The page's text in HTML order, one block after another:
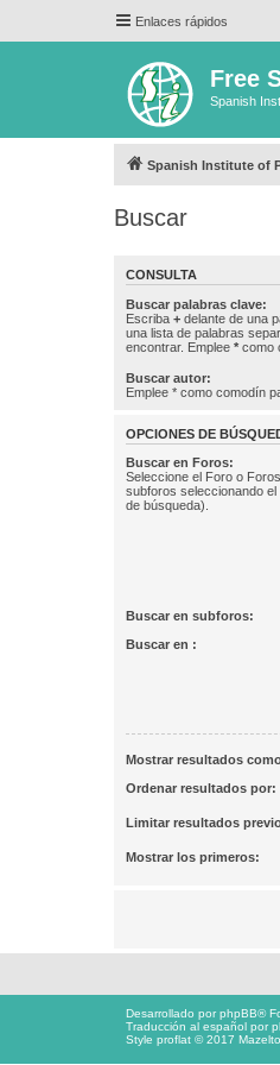
Enlaces rápidos
Free
Spanish
Spanish Institute of
Buscar
CONSULTA
Buscar palabras clave:
Escriba + delante de una
una lista de palabras
encontrar. Emplee * como
Buscar autor:
Emplee * como comodín
OPCIONES DE
Buscar en Foros:
Seleccione el Foro o
subforos seleccionando
de búsqueda).
Buscar en subforos:
Buscar en :
Mostrar resultados
Ordenar resultados por:
Limitar resultados
Mostrar los primeros:
Desarrollado porphpBB®
Traducción al español por
Style proflat © 2017